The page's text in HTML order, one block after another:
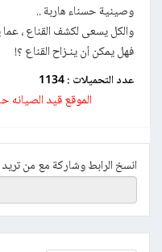
وصينية حسناء هاربة ..
والكل يسعى لكشف القناع ،
فهل يمكن أن ينـزاح القناع ؟!
عدد التحميلات : 1134
الموقع قيد الصيانه
انسخ الرابط وشاركة مع من تريد URL